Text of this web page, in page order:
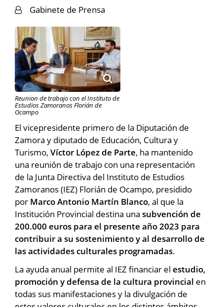
Gabinete de Prensa
Reunion de trabajo con el Instituto de
Estudios Zamoranos Florián de
Ocampo
El vicepresidente primero de la Diputación de
Zamora y diputado de Educación, Cultura y
Turismo, Víctor López de Parte, ha mantenido
una reunión de trabajo con una representación
de la Junta Directiva del Instituto de Estudios
Zamoranos (IEZ) Florián de Ocampo, presidido
por Marco Antonio Martín Blanco, al que la
Institución Provincial destina una subvención de
200.000 euros para el presente año 2023 para
contribuir a su sostenimiento y al desarrollo de
las actividades culturales programadas.
La ayuda anual permite al IEZ financiar el estudio,
promoción y defensa de la cultura provincial en
todas sus manifestaciones y la divulgación de